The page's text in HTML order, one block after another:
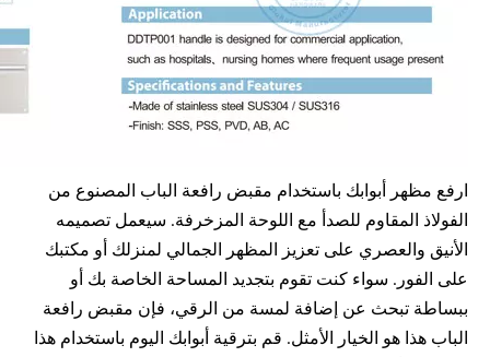
ارفع مظهر أبوابك باستخدام مقبض رافعة الباب المصنوع من
الفولاذ المقاوم للصدأ مع اللوحة المزخرفة. سيعمل تصميمه
الأنيق والعصري على تعزيز المظهر الجمالي لمنزلك أو مكتبك
على الفور. سواء كنت تقوم بتجديد المساحة الخاصة بك أو
ببساطة تبحث عن إضافة لمسة من الرقي، فإن مقبض رافعة
الباب هذا هو الخيار الأمثل. قم بترقية أبوابك اليوم باستخدام هذا